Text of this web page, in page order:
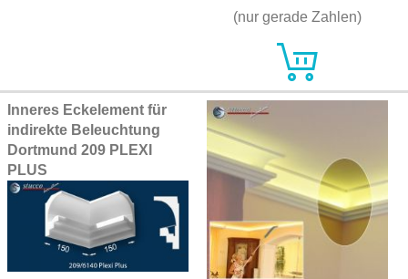
(nur gerade Zahlen)
Inneres Eckelement für
indirekte Beleuchtung
Dortmund 209 PLEXI
PLUS